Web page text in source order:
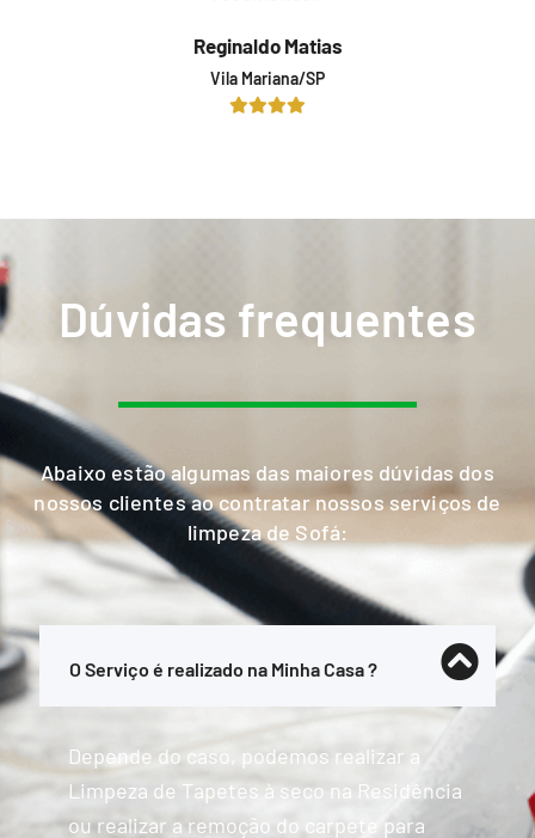
Reginaldo Matias
Vila Mariana/SP
Dúvidas frequentes
Abaixo estão algumas das maiores dúvidas dos
nossos clientes ao contratar nossos serviços de
limpeza de Sofá:
O Serviço é realizado na Minha Casa ?
Depende do caso, podemos realizar a
Limpeza de Tapetes à seco na Residência
ou realizar a remoção do carpete para